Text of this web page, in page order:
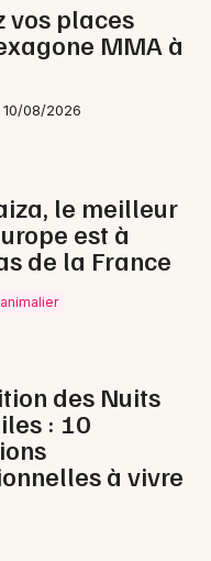
vos places
MMA à
08/2026
le meilleur
est à
de la France
des Nuits
: 10
à vivre